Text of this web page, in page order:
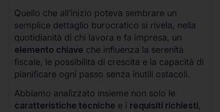
Quello che all’inizio poteva sembrare un
semplice dettaglio burocratico si rivela, nella
quotidianità di chi lavora e fa impresa, un
elemento chiave che influenza la serenità
fiscale, le possibilità di crescita e la capacità di
pianificare ogni passo senza inutili ostacoli.
Abbiamo analizzato insieme non solo le
caratteristiche tecniche e i requisiti richiesti,